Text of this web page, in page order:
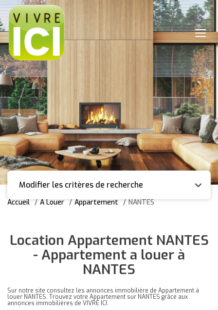
Modifier les critères de recherche
Accueil A Louer Appartement NANTES
Location Appartement NANTES
- Appartement a louer à
NANTES
Sur notre site consultez les annonces immobilière de Appartement à
louer NANTES. Trouvez votre Appartement sur NANTES grâce aux
annonces immobilières de VIVRE ICI.